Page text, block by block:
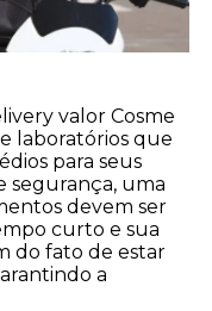
valor Cosme
laboratórios que
para seus
segurança, uma
devem ser
curto e sua
do fato de estar
a